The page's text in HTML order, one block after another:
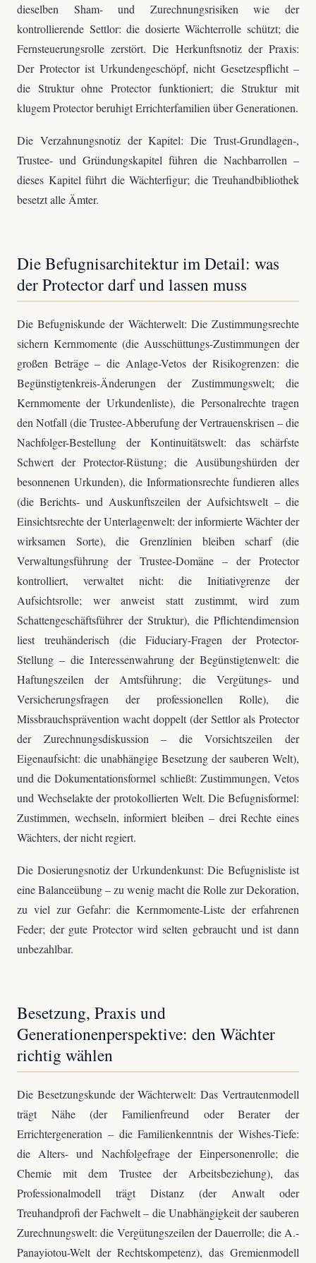
dieselben Sham- und Zurechnungsrisiken wie der
kontrollierende Settlor: die dosierte Wächterrolle schützt; die
Fernsteuerungsrolle zerstört. Die Herkunftsnotiz der Praxis:
Der Protector ist Urkundengeschöpf, nicht Gesetzespflicht –
die Struktur ohne Protector funktioniert; die Struktur mit
klugem Protector beruhigt Errichterfamilien über Generationen.
Die Verzahnungsnotiz der Kapitel: Die Trust-Grundlagen-,
Trustee- und Gründungskapitel führen die Nachbarrollen –
dieses Kapitel führt die Wächterfigur; die Treuhandbibliothek
besetzt alle Ämter.
Die Befugnisarchitektur im Detail: was
der Protector darf und lassen muss
Die Befugniskunde der Wächterwelt: Die Zustimmungsrechte
sichern Kernmomente (die Ausschüttungs-Zustimmungen der
großen Beträge – die Anlage-Vetos der Risikogrenzen: die
Begünstigtenkreis-Änderungen der Zustimmungswelt; die
Kernmomente der Urkundenliste), die Personalrechte tragen
den Notfall (die Trustee-Abberufung der Vertrauenskrisen – die
Nachfolger-Bestellung der Kontinuitätswelt: das schärfste
Schwert der Protector-Rüstung; die Ausübungshürden der
besonnenen Urkunden), die Informationsrechte fundieren alles
(die Berichts- und Auskunftszeilen der Aufsichtswelt – die
Einsichtsrechte der Unterlagenwelt: der informierte Wächter der
wirksamen Sorte), die Grenzlinien bleiben scharf (die
Verwaltungsführung der Trustee-Domäne – der Protector
kontrolliert, verwaltet nicht: die Initiativgrenze der
Aufsichtsrolle; wer anweist statt zustimmt, wird zum
Schattengeschäftsführer der Struktur), die Pflichtendimension
liest treuhänderisch (die Fiduciary-Fragen der Protector-
Stellung – die Interessenwahrung der Begünstigtenwelt: die
Haftungszeilen der Amtsführung; die Vergütungs- und
Versicherungsfragen der professionellen Rolle), die
Missbrauchsprävention wacht doppelt (der Settlor als Protector
der Zurechnungsdiskussion – die Vorsichtszeilen der
Eigenaufsicht: die unabhängige Besetzung der sauberen Welt),
und die Dokumentationsformel schließt: Zustimmungen, Vetos
und Wechselakte der protokollierten Welt. Die Befugnisformel:
Zustimmen, wechseln, informiert bleiben – drei Rechte eines
Wächters, der nicht regiert.
Die Dosierungsnotiz der Urkundenkunst: Die Befugnisliste ist
eine Balanceübung – zu wenig macht die Rolle zur Dekoration,
zu viel zur Gefahr: die Kernmomente-Liste der erfahrenen
Feder; der gute Protector wird selten gebraucht und ist dann
unbezahlbar.
Besetzung, Praxis und
Generationenperspektive: den Wächter
richtig wählen
Die Besetzungskunde der Wächterwelt: Das Vertrautenmodell
trägt Nähe (der Familienfreund oder Berater der
Errichtergeneration – die Familienkenntnis der Wishes-Tiefe:
die Alters- und Nachfolgefrage der Einpersonenrolle; die
Chemie mit dem Trustee der Arbeitsbeziehung), das
Professionalmodell trägt Distanz (der Anwalt oder
Treuhandprofi der Fachwelt – die Unabhängigkeit der sauberen
Zurechnungswelt: die Vergütungszeilen der Dauerrolle; die A.-
Panayiotou-Welt der Rechtskompetenz), das Gremienmodell